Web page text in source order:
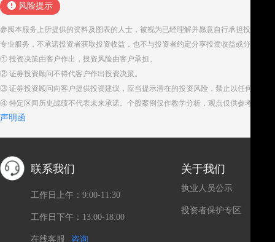
风险提示
参阅本服务上所提供的资料及图表的人士，被视为已经理解并愿意自行承担投资服
专业服务，不承诺投资者获取投资收益，也不与投资者约定分享投资收益或分担投
① 投资决策由客户作出，投资风险由客户承担。
② 证券投资顾问不得代客户作出投资决策。
③ 证券投资顾问向客户提供投资建议，应当提示潜在的投资风险，禁止以任何方式
④ 特定区间历史战绩不代表未来承诺。个股案例仅作教学分析，观点仅供参考。股
声明函
联系我们
工作日上午：9:00-11:30
工作日下午：13:00-18:00
在线客服 咨询
关于我们
执业人员公示
投资者保护专区